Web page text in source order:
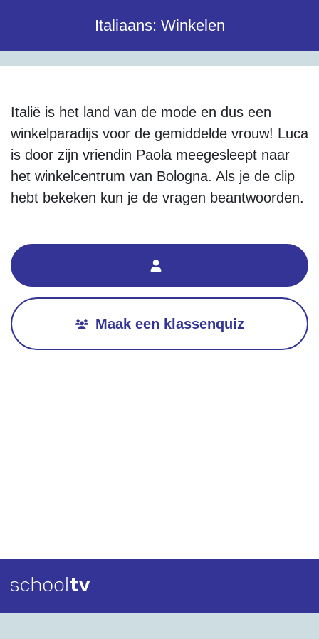
Italiaans: Winkelen
Italië is het land van de mode en dus een
winkelparadijs voor de gemiddelde vrouw! Luca
is door zijn vriendin Paola meegesleept naar
het winkelcentrum van Bologna. Als je de clip
hebt bekeken kun je de vragen beantwoorden.
Maak een klassenquiz